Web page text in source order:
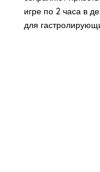
игре по 2 часа в
для